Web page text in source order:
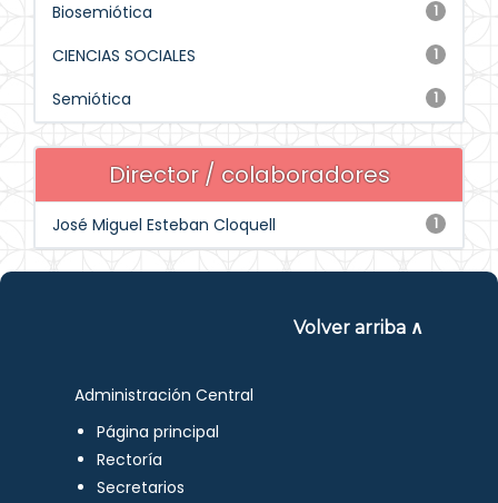
1
Biosemiótica
1
CIENCIAS SOCIALES
1
Semiótica
Director / colaboradores
1
José Miguel Esteban Cloquell
Volver arriba ∧
Administración Central
Página principal
Rectoría
Secretarios